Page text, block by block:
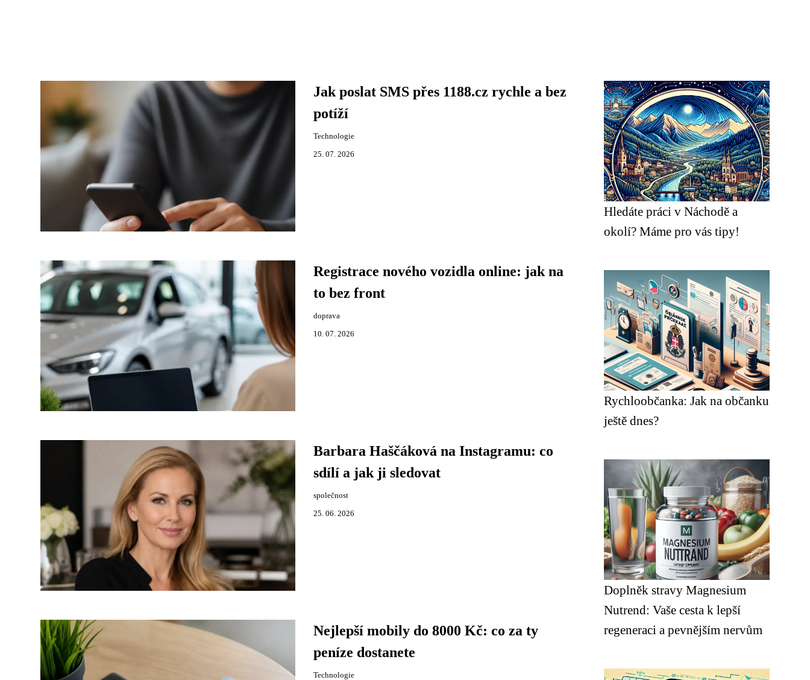
Jak poslat SMS přes 1188.cz rychle a bez
potíží
Technologie
25. 07. 2026
Registrace nového vozidla online: jak na
to bez front
doprava
10. 07. 2026
Barbara Haščáková na Instagramu: co
sdílí a jak ji sledovat
společnost
25. 06. 2026
Nejlepší mobily do 8000 Kč: co za ty
peníze dostanete
Technologie
Hledáte práci v Náchodě a
okolí? Máme pro vás tipy!
Rychloobčanka: Jak na občanku
ještě dnes?
Doplněk stravy Magnesium
Nutrend: Vaše cesta k lepší
regeneraci a pevnějším nervům